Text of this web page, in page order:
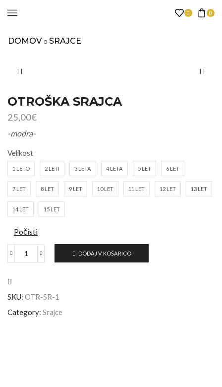
0 0
DOMOV SRAJCE
OTROŠKA SRAJCA
25,00€
-modra-
Velikost
1 LETO 2 LETI 3 LETA 4 LETA 5 LET 6 LET
7 LET 8 LET 9 LET 10 LET 11 LET 12 LET 13 LET
14 LET 15 LET
Počisti
DODAJ V KOŠARICO
SKU: OTR-SR-1
Category: Srajce